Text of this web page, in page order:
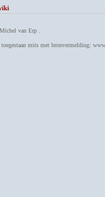
van Erp .
mits met bronvermelding: